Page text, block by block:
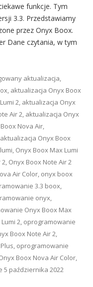
funkcje. Tym
3.3. Przedstawiamy
przez Onyx Boox.
Dane czytania, w tym
aktualizacja,
, aktualizacja Onyx Boox
2, aktualizacja Onyx
Air 2, aktualizacja Onyx
Nova Air,
aktualizacja Onyx Boox
, Onyx Boox Max Lumi
2, Onyx Boox Note Air 2
Air Color, onyx boox
3.3 boox,
onyx,
Onyx Boox Max
2, oprogramowanie
Boox Note Air 2,
, oprogramowanie
Boox Nova Air Color,
5 października 2022